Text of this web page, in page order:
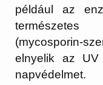
például az
(mycosporin-
elnyelik az
napvédelmet.